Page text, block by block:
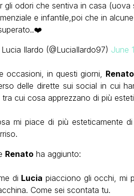
gli odori che sentiva in casa
e infantile,poi che in
Ilardo (@LuciaIlardo97) June
occasioni, in questi giorni, Renato
delle dirette sui social in cui
cui cosa apprezzano di più
mi piace di più esteticamente di
Renatoha aggiunto:
di Lucia piacciono gli occhi, mi
Come sei scontata tu.